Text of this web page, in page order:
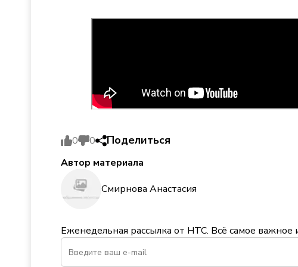
0 0 Поделиться
Автор материала
Смирнова Анастасия
Еженедельная рассылка от НТС. Всё самое